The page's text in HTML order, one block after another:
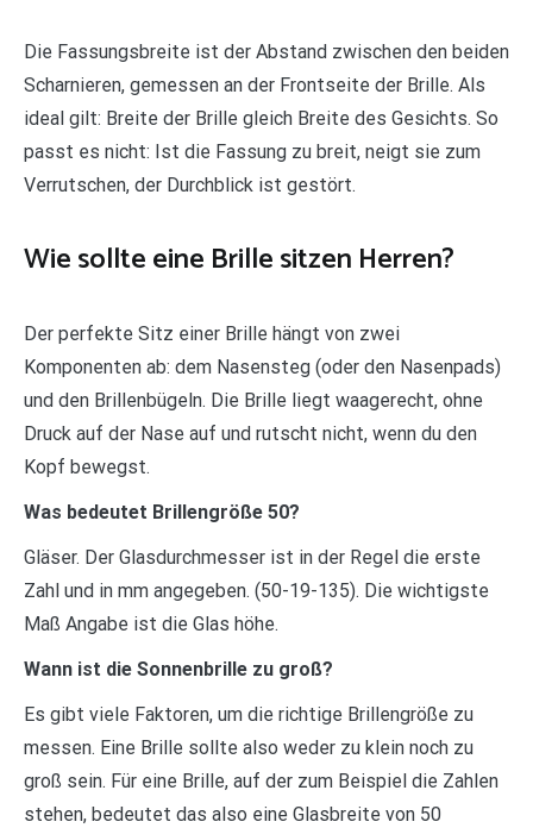
Die Fassungsbreite ist der Abstand zwischen den beiden
Scharnieren, gemessen an der Frontseite der Brille. Als
ideal gilt: Breite der Brille gleich Breite des Gesichts. So
passt es nicht: Ist die Fassung zu breit, neigt sie zum
Verrutschen, der Durchblick ist gestört.
Wie sollte eine Brille sitzen Herren?
Der perfekte Sitz einer Brille hängt von zwei
Komponenten ab: dem Nasensteg (oder den Nasenpads)
und den Brillenbügeln. Die Brille liegt waagerecht, ohne
Druck auf der Nase auf und rutscht nicht, wenn du den
Kopf bewegst.
Was bedeutet Brillengröße 50?
Gläser. Der Glasdurchmesser ist in der Regel die erste
Zahl und in mm angegeben. (50-19-135). Die wichtigste
Maß Angabe ist die Glas höhe.
Wann ist die Sonnenbrille zu groß?
Es gibt viele Faktoren, um die richtige Brillengröße zu
messen. Eine Brille sollte also weder zu klein noch zu
groß sein. Für eine Brille, auf der zum Beispiel die Zahlen
stehen, bedeutet das also eine Glasbreite von 50